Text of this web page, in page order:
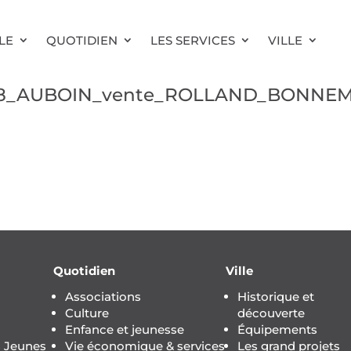
QUOTIDIEN LES SERVICES VILLE
Quotidien
Associations
Culture
Enfance et jeunesse
Vie économique & services
Ville
Historique et
découverte
Équipements
Les grand projets